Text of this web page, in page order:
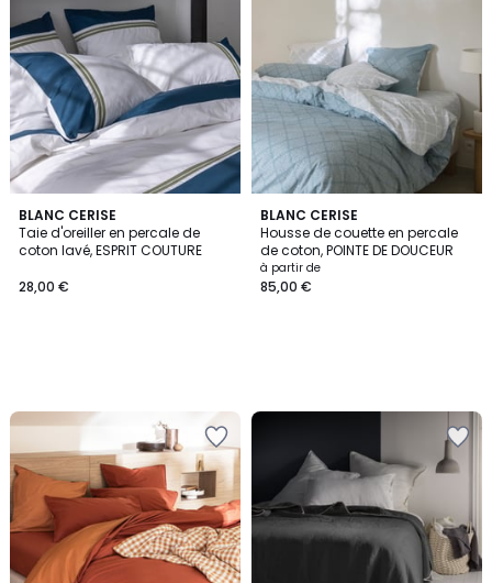
BLANC CERISE
Taie d'oreiller en percale de
coton lavé, ESPRIT COUTURE
28,00 €
BLANC CERISE
Housse de couette en percale
de coton, POINTE DE DOUCEUR
à partir de
85,00 €